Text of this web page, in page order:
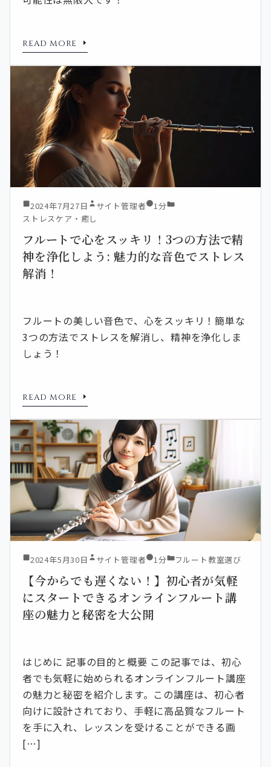
READ MORE
2024年7月27日 サイト管理者
1分
ストレスケア・癒し
フルートで心をスッキリ！3つの方法で精
神を浄化しよう: 魅力的な音色でストレス
解消！
フルートの美しい音色で、心をスッキリ！簡単な
3つの方法でストレスを解消し、精神を浄化しま
しょう！
READ MORE
2024年5月30日 サイト管理者 1分 フルート教室選び
【今からでも遅くない！】初心者が気軽
にスタートできるオンラインフルート講
座の魅力と秘密を大公開
はじめに 記事の目的と概要 この記事では、初心
者でも気軽に始められるオンラインフルート講座
の魅力と秘密を紹介します。この講座は、初心者
向けに設計されており、手軽に高品質なフルート
を手に入れ、レッスンを受けることができる画
[…]